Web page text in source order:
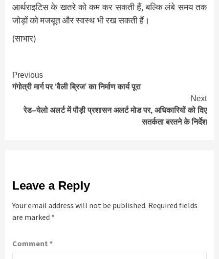
आर्थराइटिस के खतरे को कम कर सकती हैं, बल्कि लंबे समय तक
जोड़ों को मजबूत और स्वस्थ भी रख सकती हैं।
(साभार)
Continue
Reading
Previous
गंगोत्री मार्ग पर ‘वैली ब्रिज’ का निर्माण कार्य पूरा
Next
रेड–येलो अलर्ट में पौड़ी प्रशासन अलर्ट मोड पर, अधिकारियों को दिए
सतर्कता बरतने के निर्देश
Leave a Reply
Your email address will not be published. Required fields
are marked *
Comment *